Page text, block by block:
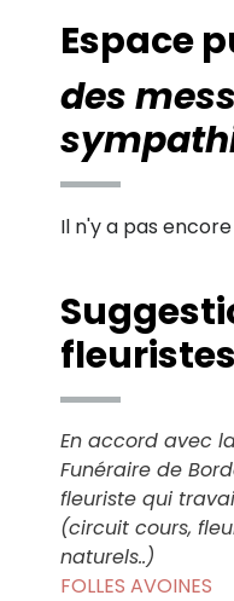
Espace
des
Il n'y a pas
fleuristes
En accord avec
Funéraire de
fleuriste qui
(circuit cours,
naturels..)
FOLLES AVOINES